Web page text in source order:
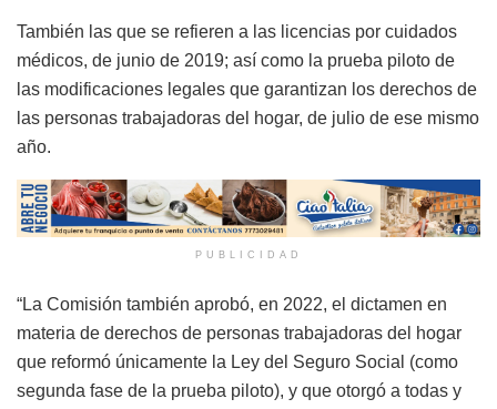
También las que se refieren a las licencias por cuidados
médicos, de junio de 2019; así como la prueba piloto de
las modificaciones legales que garantizan los derechos de
las personas trabajadoras del hogar, de julio de ese mismo
año.
PUBLICIDAD
“La Comisión también aprobó, en 2022, el dictamen en
materia de derechos de personas trabajadoras del hogar
que reformó únicamente la Ley del Seguro Social (como
segunda fase de la prueba piloto), y que otorgó a todas y